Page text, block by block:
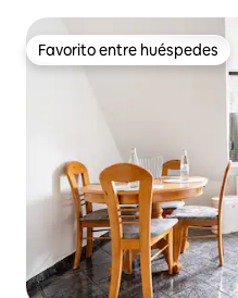
Favorito entre huéspedes
Favorito entre huéspedes